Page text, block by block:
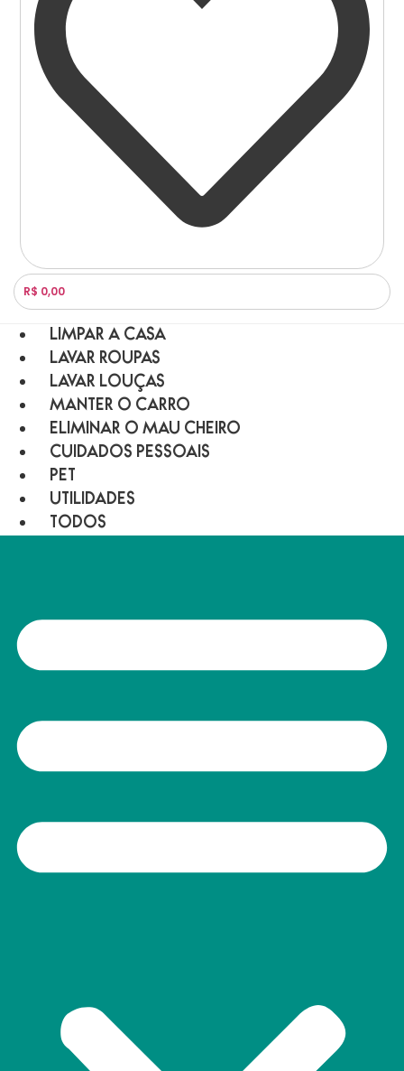
R$ 0,00
LIMPAR A CASA
LAVAR ROUPAS
LAVAR LOUÇAS
MANTER O CARRO
ELIMINAR O MAU CHEIRO
CUIDADOS PESSOAIS
PET
UTILIDADES
TODOS